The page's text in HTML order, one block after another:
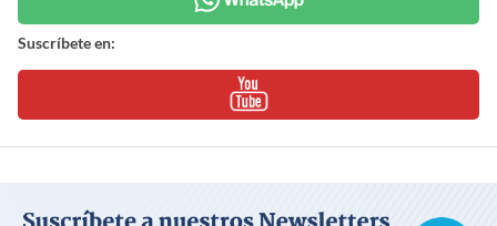
Suscríbete en: